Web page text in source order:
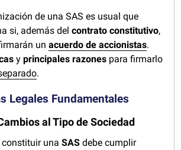
de una SAS es usual que
si, además delcontrato constitutivo,
unacuerdo de accionistas.
yprincipales razones para firmarlo
.
Legales Fundamentales
al Tipo de Sociedad
constituir unaSAS debe cumplir